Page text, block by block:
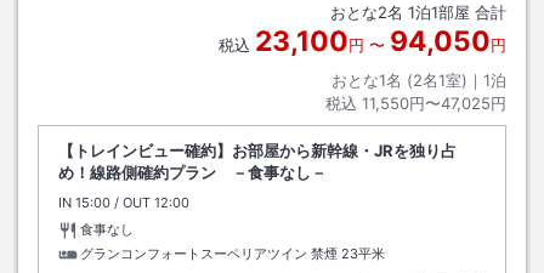
おとな2名 1泊1部屋 合計
税込 23,100円 〜 94,050円
おとな1名 (2名1室)｜ 1泊
税込 11,550円〜47,025円
【トレインビュー確約】お部屋から新幹線・JRを独り占
め！線路側確約プラン －食事なし－
IN チェックイン
15:00 / OUT チェックアウト
12:00
食事なし
グランコンフォートスーペリアツイン 禁煙 23平米